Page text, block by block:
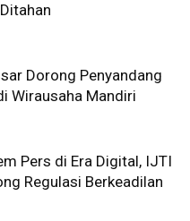
Dorong Penyandang
Wirausaha Mandiri
Pers di Era Digital, IJTI
Regulasi Berkeadilan